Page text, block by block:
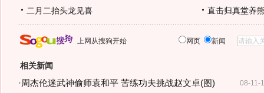
二月二抬头龙见喜 直击归真堂养
上网从搜狗开始 网页 新闻
相关新闻
08-11-
·周杰伦迷武神偷师袁和平 苦练功夫挑战赵文卓(图)